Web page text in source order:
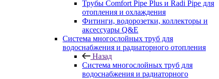
Трубы Comfort Pipe Plus и Radi Pipe для
отопления и охлаждения
Фитинги, водорозетки, коллекторы и
аксессуары Q&E
Система многослойных труб для
водоснабжения и радиаторного отопления
Назад
Система многослойных труб для
водоснабжения и радиаторного